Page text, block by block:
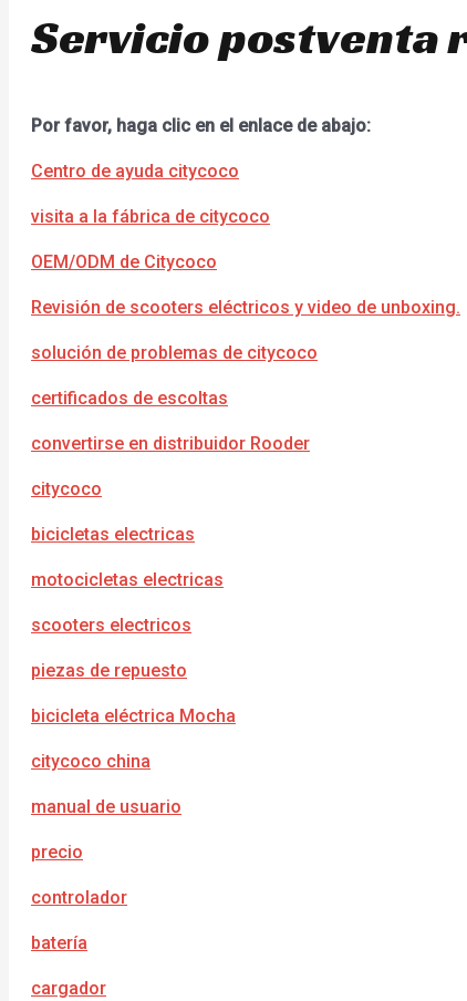
Servicio postventa
Por favor, haga clic en el enlace de abajo:
Centro de ayuda citycoco
visita a la fábrica de citycoco
OEM/ODM de Citycoco
Revisión de scooters eléctricos y video de unboxing.
solución de problemas de citycoco
certificados de escoltas
convertirse en distribuidor Rooder
citycoco
bicicletas electricas
motocicletas electricas
scooters electricos
piezas de repuesto
bicicleta eléctrica Mocha
citycoco china
manual de usuario
precio
controlador
batería
cargador